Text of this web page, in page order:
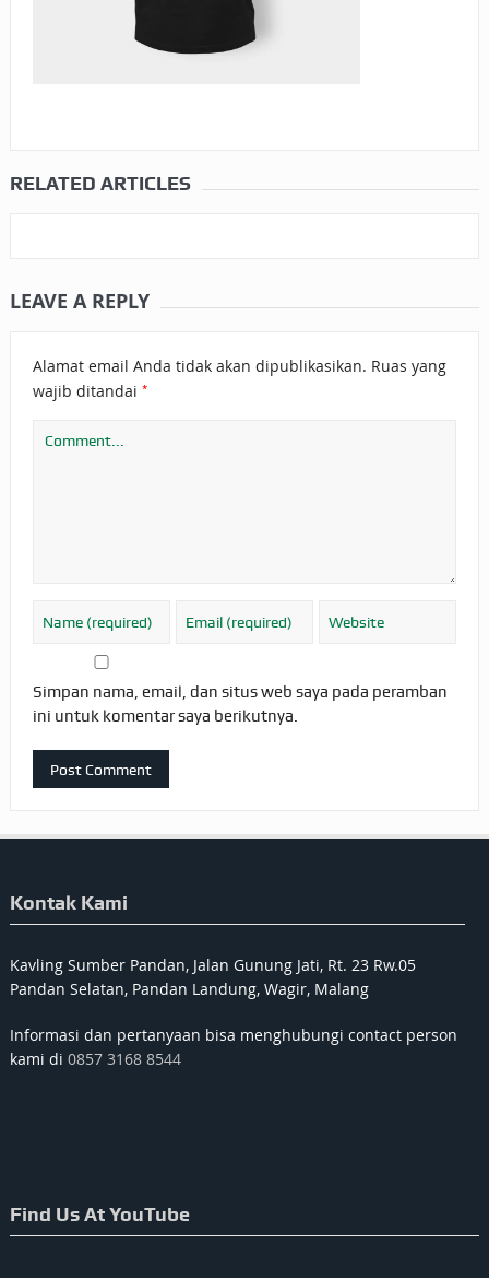
RELATED ARTICLES
LEAVE A REPLY
Alamat email Anda tidak akan dipublikasikan. Ruas yang
wajib ditandai *
Simpan nama, email, dan situs web saya pada peramban
ini untuk komentar saya berikutnya.
Kontak Kami
Kavling Sumber Pandan, Jalan Gunung Jati, Rt. 23 Rw.05
Pandan Selatan, Pandan Landung, Wagir, Malang
Informasi dan pertanyaan bisa menghubungi contact person
kami di 0857 3168 8544
Find Us At YouTube